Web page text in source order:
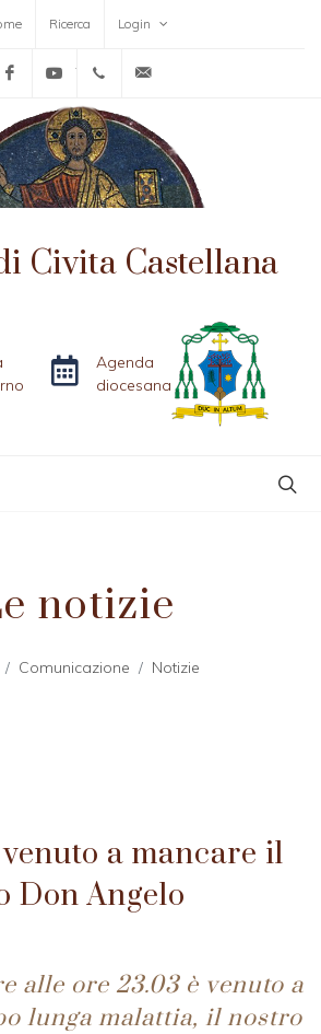
Ricerca Login
FacebookYouTube+39-0761-515152
Civita Castellana
Agenda
diocesana
notizie
Comunicazione Notizie
a mancare il
Don Angelo
alle ore 23.03 è venuto a
lunga malattia, il nostro